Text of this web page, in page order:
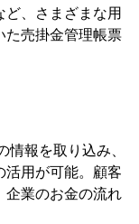
、さまざまな用
た売掛金管理帳票
報を取り込み、
活用が可能。顧客
企業のお金の流れ